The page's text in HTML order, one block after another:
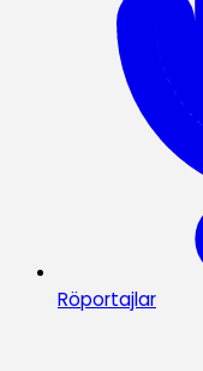
Röportajlar